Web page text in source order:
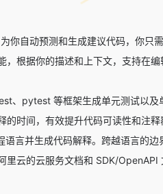
你自动预测和生成建议代码，你只
根据你的描述和上下文，支持在
pytest 等框架生成单元测试以及
时间，有效提升代码可读性和注释
言并生成代码解释。跨越语言的边
云的云服务文档和 SDK/OpenAPI